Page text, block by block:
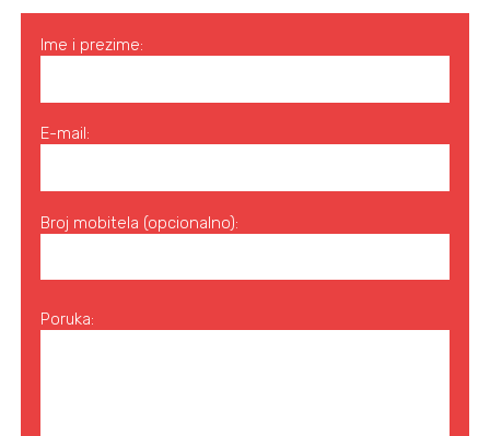
Ime i prezime:
E-mail:
Broj mobitela (opcionalno):
Poruka: